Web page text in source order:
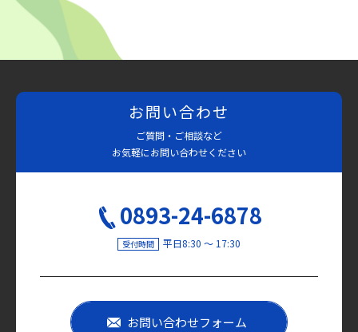
お問い合わせ
ご質問・ご相談など
お気軽にお問い合わせください
0893-24-6878
受付時間 平日8:30 〜 17:30
お問い合わせフォーム